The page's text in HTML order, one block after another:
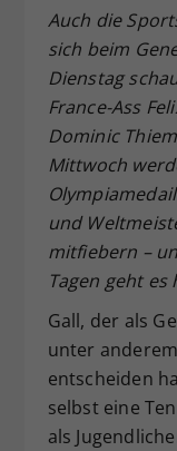
Auch die
sich beim
Dienstag
France-Ass
Dominic
Mittwoch
und
mitfiebern –
Tagen geht
Gall, der als
unter
entscheiden
selbst eine
als
Zweck